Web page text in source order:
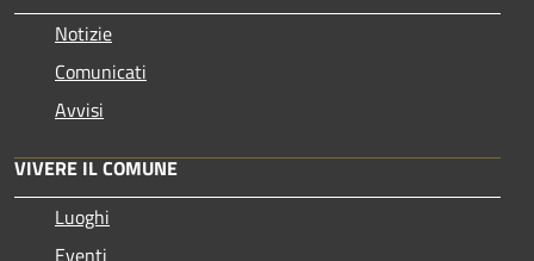
Notizie
Comunicati
Avvisi
VIVERE IL COMUNE
Luoghi
Eventi